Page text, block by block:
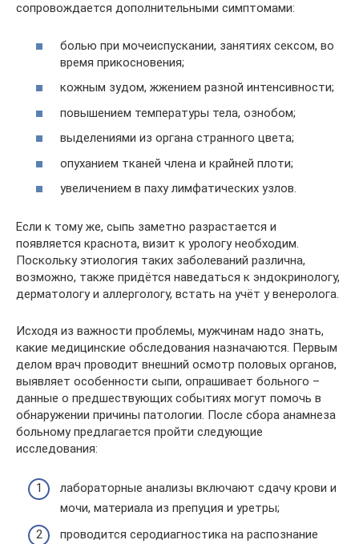
сопровождается дополнительными симптомами:
болью при мочеиспускании, занятиях сексом, во
время прикосновения;
кожным зудом, жжением разной интенсивности;
повышением температуры тела, ознобом;
выделениями из органа странного цвета;
опуханием тканей члена и крайней плоти;
увеличением в паху лимфатических узлов.
Если к тому же, сыпь заметно разрастается и
появляется краснота, визит к урологу необходим.
Поскольку этиология таких заболеваний различна,
возможно, также придётся наведаться к эндокринологу,
дерматологу и аллергологу, встать на учёт у венеролога.
Исходя из важности проблемы, мужчинам надо знать,
какие медицинские обследования назначаются. Первым
делом врач проводит внешний осмотр половых органов,
выявляет особенности сыпи, опрашивает больного –
данные о предшествующих событиях могут помочь в
обнаружении причины патологии. После сбора анамнеза
больному предлагается пройти следующие
исследования:
лабораторные анализы включают сдачу крови и
мочи, материала из препуция и уретры;
проводится серодиагностика на распознание